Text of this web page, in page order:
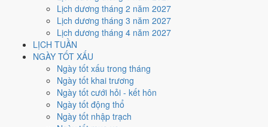
Lịch dương tháng 2 năm 2027
Lịch dương tháng 3 năm 2027
Lịch dương tháng 4 năm 2027
LỊCH TUẦN
NGÀY TỐT XẤU
Ngày tốt xấu trong tháng
Ngày tốt khai trương
Ngày tốt cưới hỏi - kết hôn
Ngày tốt động thổ
Ngày tốt nhập trạch
Đinh Mùi - Can sinh Chi, Trực Phá, Sao Mão, nạp âm Thiên
Hà Thủy. Tổng hòa, đây làNgày Đại Hungvới điểm trung bình
cho các việc quan trọng. Giờ Hoàng Đạo trong ngày:
Thân, Tuất, Hợi.
Ngày Dương
Tháng 1 năm 2028
Tháng 12 âm năm 2027